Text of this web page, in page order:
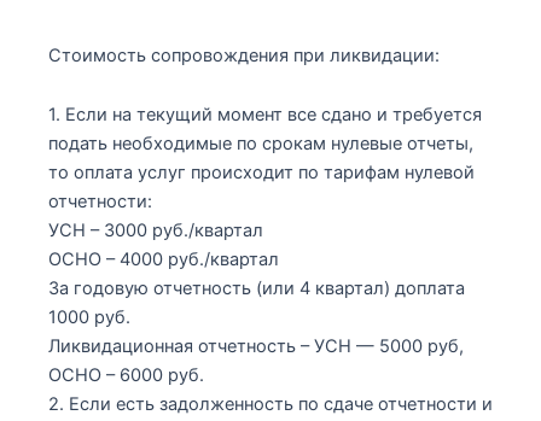
Стоимость сопровождения при ликвидации:
1. Если на текущий момент все сдано и требуется
подать необходимые по срокам нулевые отчеты,
то оплата услуг происходит по тарифам нулевой
отчетности:
УСН – 3000 руб./квартал
ОСНО – 4000 руб./квартал
За годовую отчетность (или 4 квартал) доплата
1000 руб.
Ликвидационная отчетность – УСН — 5000 руб,
ОСНО – 6000 руб.
2. Если есть задолженность по сдаче отчетности и